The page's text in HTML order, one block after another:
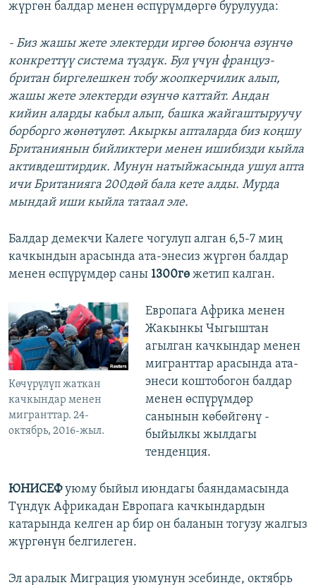
жүргөн балдар менен өспүрүмдөргө бурулууда:
- Биз жашы жете электерди иргөө боюнча өзүнчө
конкреттүү система түздүк. Бул үчүн француз-
британ биргелешкен тобу жоопкерчилик алып,
жашы жете электерди өзүнчө каттайт. Андан
кийин аларды кабыл алып, башка жайгаштыруучу
борборго жөнөтүлөт. Акыркы апталарда биз коңшу
Британиянын бийликтери менен ишибизди кыйла
активдештирдик. Мунун натыйжасында ушул апта
ичи Британияга 200дөй бала кете алды. Мурда
мындай иши кыйла татаал эле.
Балдар демекчи Калеге чогулуп алган 6,5-7 миң
качкындын арасында ата-энесиз жүргөн балдар
менен өспүрүмдөр саны 1300гө жетип калган.
Көчүрүлүп жаткан
качкындар менен
мигранттар. 24-
октябрь, 2016-жыл.
Европага Африка менен
Жакынкы Чыгыштан
агылган качкындар менен
мигранттар арасында ата-
энеси коштобогон балдар
менен өспүрүмдөр
санынын көбөйгөнү -
быйылкы жылдагы
тенденция.
ЮНИСЕФуюму быйыл июндагы баяндамасында
Түндүк Африкадан Европага качкындардын
катарында келген ар бир он баланын тогузу жалгыз
жүргөнүн белгилеген.
Эл аралык Миграция уюмунун эсебинде, октябрь